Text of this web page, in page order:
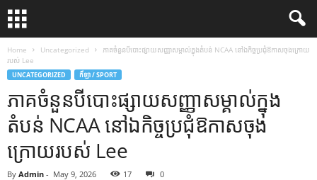
Home Uncategorized
ភាគចំនួនបីបោះផ្សាយសញ្ញាសម្គាល់ក្នុងតំបន់ NCAA នៅឯកិច្ចប្រជុំឱកាសចុងក្រោយ
របស់ Lee
UNCATEGORIZED កីឡា / SPORT
ភាគចំនួនបីបោះផ្សាយសញ្ញាសម្គាល់ក្នុង
តំបន់ NCAA នៅឯកិច្ចប្រជុំឱកាសចុង
ក្រោយរបស់ Lee
By Admin - May 9, 2026 17 0